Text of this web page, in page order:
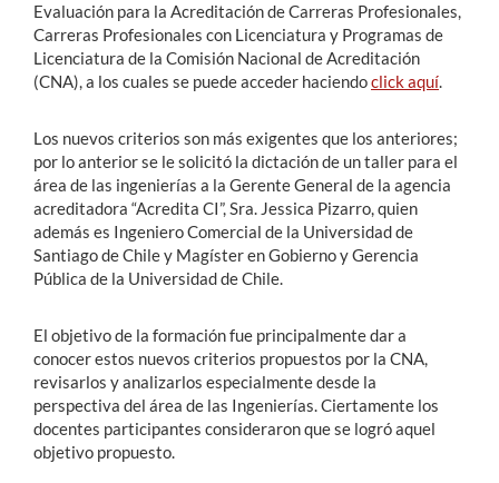
Evaluación para la Acreditación de Carreras Profesionales,
Carreras Profesionales con Licenciatura y Programas de
Licenciatura de la Comisión Nacional de Acreditación
(CNA), a los cuales se puede acceder haciendoclick aquí.
Los nuevos criterios son más exigentes que los anteriores;
por lo anterior se le solicitó la dictación de un taller para el
área de las ingenierías a la Gerente General de la agencia
acreditadora “Acredita CI”, Sra. Jessica Pizarro, quien
además es Ingeniero Comercial de la Universidad de
Santiago de Chile y Magíster en Gobierno y Gerencia
Pública de la Universidad de Chile.
El objetivo de la formación fue principalmente dar a
conocer estos nuevos criterios propuestos por la CNA,
revisarlos y analizarlos especialmente desde la
perspectiva del área de las Ingenierías. Ciertamente los
docentes participantes consideraron que se logró aquel
objetivo propuesto.